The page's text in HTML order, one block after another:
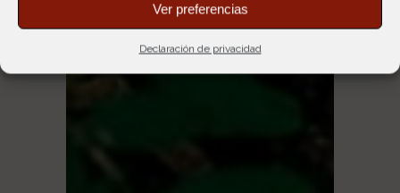
Ver preferencias
Declaración de privacidad